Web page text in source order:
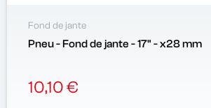
Fond de jante
Pneu - Fond de jante - 17" - x28 mm
10,10 €